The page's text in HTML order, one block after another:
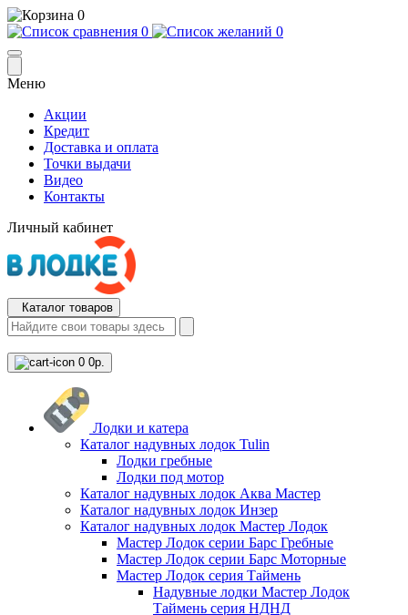
0
0
0
Меню
Акции
Кредит
Доставка и оплата
Точки выдачи
Видео
Контакты
Личный кабинет
Каталог товаров
0 0р.
Лодки и катера
Каталог надувных лодок Tulin
Лодки гребные
Лодки под мотор
Каталог надувных лодок Аква Мастер
Каталог надувных лодок Инзер
Каталог надувных лодок Мастер Лодок
Мастер Лодок серии Барс Гребные
Мастер Лодок серии Барс Моторные
Мастер Лодок серия Таймень
Надувные лодки Мастер Лодок
Таймень серия НДНД